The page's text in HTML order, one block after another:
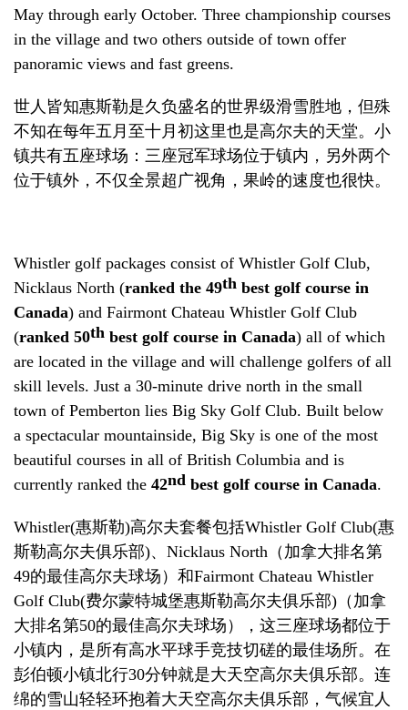
May through early October. Three championship courses
in the village and two others outside of town offer
panoramic views and fast greens.
世人皆知惠斯勒是久负盛名的世界级滑雪胜地，但殊
不知在每年五月至十月初这里也是高尔夫的天堂。小
镇共有五座球场：三座冠军球场位于镇内，另外两个
位于镇外，不仅全景超广视角，果岭的速度也很快。
Whistler golf packages consist of Whistler Golf Club,
Nicklaus North (ranked the 49th best golf course in
Canada) and Fairmont Chateau Whistler Golf Club
(ranked 50th best golf course in Canada) all of which
are located in the village and will challenge golfers of all
skill levels. Just a 30-minute drive north in the small
town of Pemberton lies Big Sky Golf Club. Built below
a spectacular mountainside, Big Sky is one of the most
beautiful courses in all of British Columbia and is
currently ranked the 42nd best golf course in Canada.
Whistler(惠斯勒)高尔夫套餐包括Whistler Golf Club(惠
斯勒高尔夫俱乐部)、 Nicklaus North （ 加拿大排名第
49的最佳高尔夫球场 ） 和Fairmont Chateau Whistler
Golf Club(费尔蒙特城堡惠斯勒高尔夫俱乐部) （ 加拿
大排名第50的最佳高尔夫球场 ）， 这三座球场都位于
小镇内 ， 是所有高水平球手竞技切磋的最佳场所。在
彭伯顿小镇北行30分钟就是大天空高尔夫俱乐部。连
绵的雪山轻轻环抱着大天空高尔夫俱乐部，气候宜人